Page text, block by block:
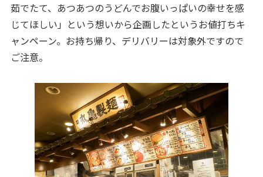
茹でたて、あつあつのうどんでお腹いっぱいの幸せを感
じてほしい」という想いから企画したというお値打ちキ
ャンペーン。お持ち帰り、デリバリーは対象外ですので
ご注意。